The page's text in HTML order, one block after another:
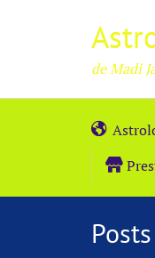
de Madi